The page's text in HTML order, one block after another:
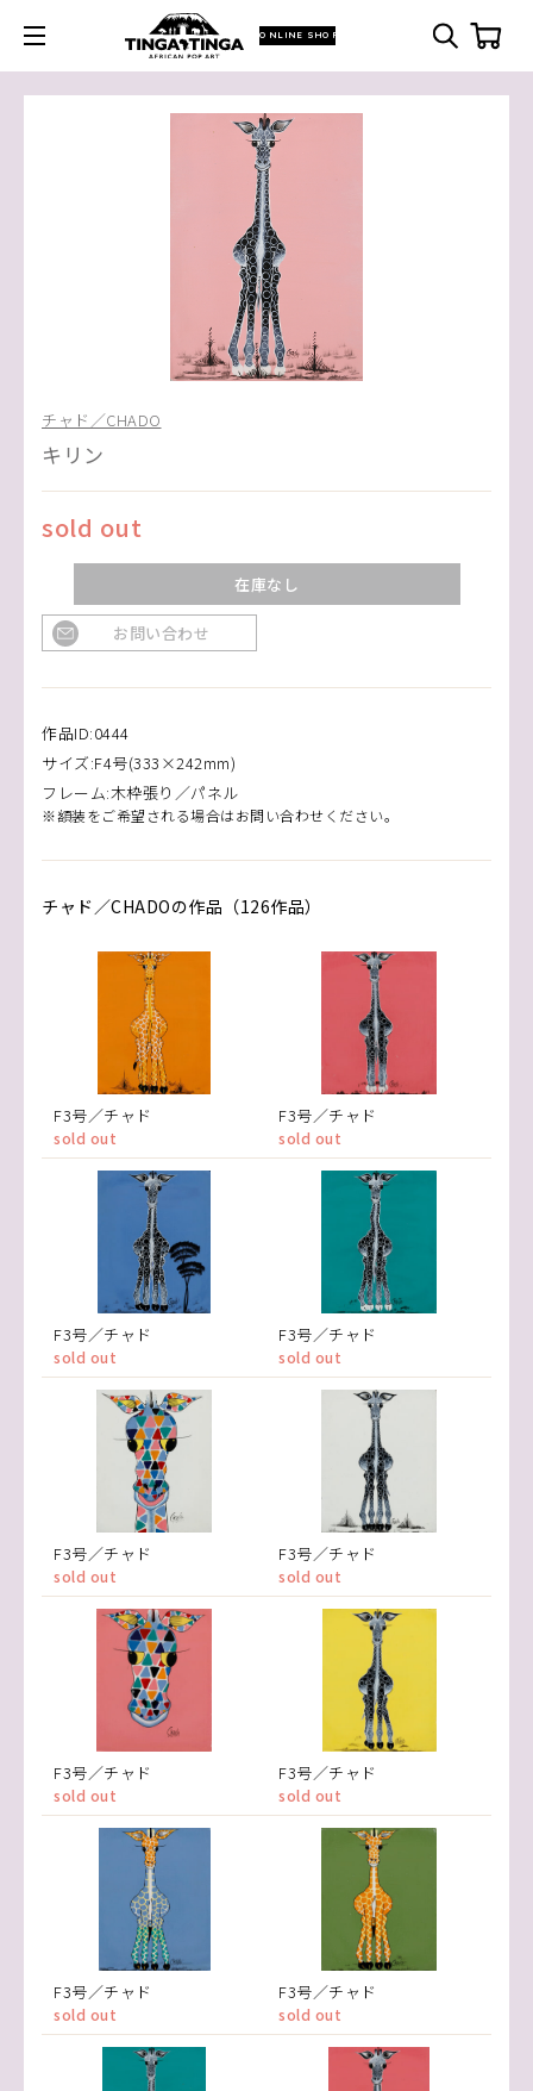
ONLINE SHOP
チャド／CHADO
キリン
sold out
在庫なし
お問い合わせ
作品ID:0444
サイズ:F4号(333×242mm)
フレーム:木枠張り／パネル
※額装をご希望される場合はお問い合わせください。
チャド／CHADOの作品（126作品）
F3号／チャド
sold out
F3号／チャド
sold out
F3号／チャド
sold out
F3号／チャド
sold out
F3号／チャド
sold out
F3号／チャド
sold out
F3号／チャド
sold out
F3号／チャド
sold out
F3号／チャド
sold out
F3号／チャド
sold out